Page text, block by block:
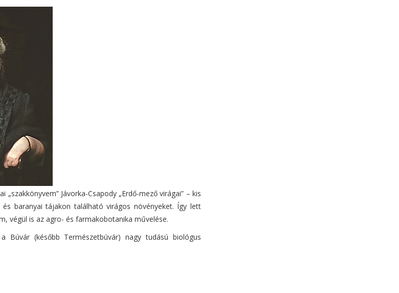
Jávorka-Csapody „Erdő-mező virágai” – kis
baranyai tájakon található virágos növényeket. Így lett
végül is az agro- és farmakobotanika művelése.
Búvár (később Természetbúvár) nagy tudású biológus